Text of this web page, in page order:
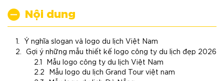
Nội dung
Ý nghĩa slogan và logo du lịch Việt Nam
Gợi ý những mẫu thiết kế logo công ty du lịch đẹp 2026
Mẫu logo công ty du lịch Việt Nam
Mẫu logo du lịch Grand Tour việt nam